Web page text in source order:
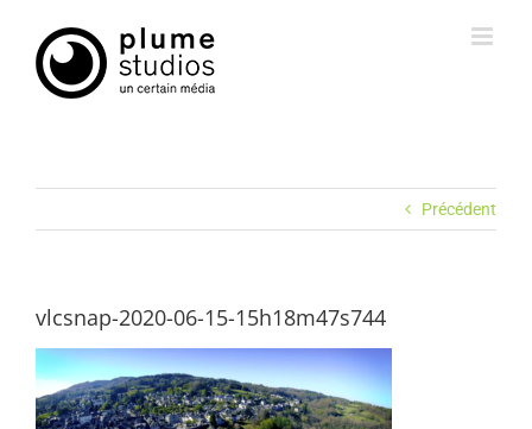
contenu
Précédent
vlcsnap-2020-06-15-15h18m47s744